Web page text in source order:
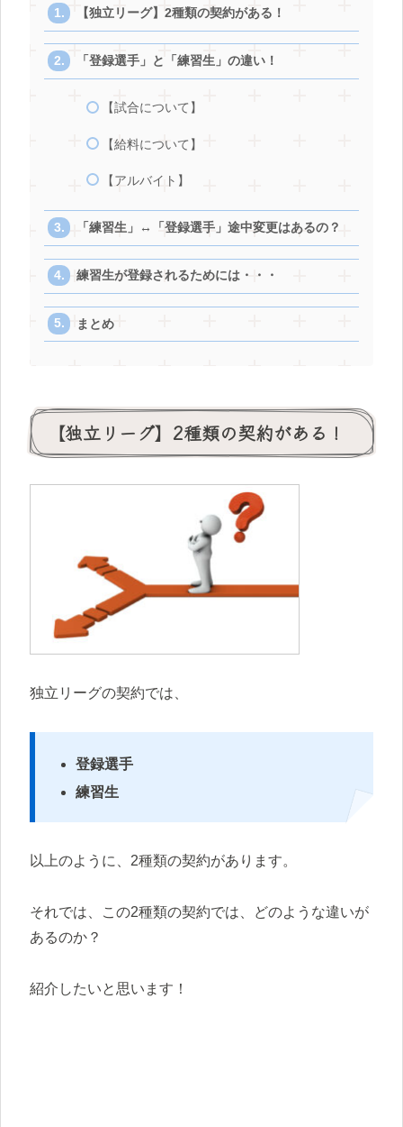
【独立リーグ】2種類の契約がある！
「登録選手」と「練習生」の違い！
【試合について】
【給料について】
【アルバイト】
「練習生」↔「登録選手」途中変更はあるの？
練習生が登録されるためには・・・
まとめ
【独立リーグ】2種類の契約がある！
独立リーグの契約では、
登録選手
練習生
以上のように、2種類の契約があります。
それでは、この2種類の契約では、どのような違いが
あるのか？
紹介したいと思います！